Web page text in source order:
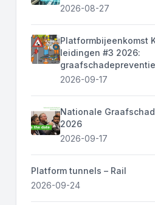
2026-08-27
Platformbijeenkomst
leidingen #3 2026:
graafschadepreventie
2026-09-17
Nationale
2026
2026-09-17
Platform tunnels – Rail
2026-09-24